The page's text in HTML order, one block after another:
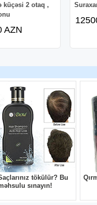
küçəsi 2 otaq ,
AZN